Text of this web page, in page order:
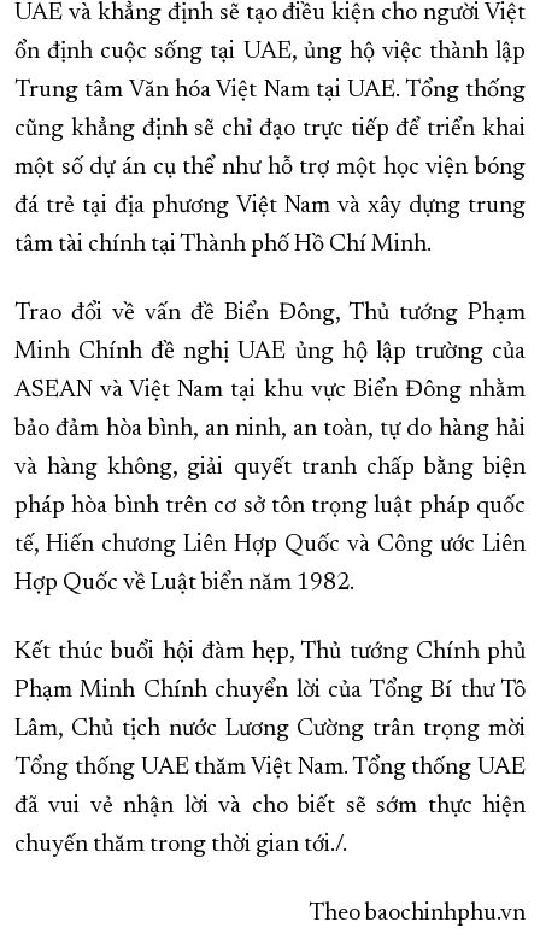
UAE và khẳng định sẽ tạo điều kiện cho người Việt
ổn định cuộc sống tại UAE, ủng hộ việc thành lập
Trung tâm Văn hóa Việt Nam tại UAE. Tổng thống
cũng khẳng định sẽ chỉ đạo trực tiếp để triển khai
một số dự án cụ thể như hỗ trợ một học viện bóng
đá trẻ tại địa phương Việt Nam và xây dựng trung
tâm tài chính tại Thành phố Hồ Chí Minh.
Trao đổi về vấn đề Biển Đông, Thủ tướng Phạm
Minh Chính đề nghị UAE ủng hộ lập trường của
ASEAN và Việt Nam tại khu vực Biển Đông nhằm
bảo đảm hòa bình, an ninh, an toàn, tự do hàng hải
và hàng không, giải quyết tranh chấp bằng biện
pháp hòa bình trên cơ sở tôn trọng luật pháp quốc
tế, Hiến chương Liên Hợp Quốc và Công ước Liên
Hợp Quốc về Luật biển năm 1982.
Kết thúc buổi hội đàm hẹp, Thủ tướng Chính phủ
Phạm Minh Chính chuyển lời của Tổng Bí thư Tô
Lâm, Chủ tịch nước Lương Cường trân trọng mời
Tổng thống UAE thăm Việt Nam. Tổng thống UAE
đã vui vẻ nhận lời và cho biết sẽ sớm thực hiện
chuyến thăm trong thời gian tới./.
Theo baochinhphu.vn